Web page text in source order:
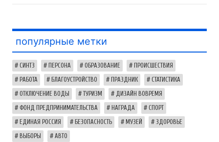
популярные метки
СИНТЗ ПЕРСОНА ОБРАЗОВАНИЕ ПРОИСШЕСТВИЯ
РАБОТА БЛАГОУСТРОЙСТВО ПРАЗДНИК СТАТИСТИКА
ОТКЛЮЧЕНИЕ ВОДЫ ТУРИЗМ ДИЗАЙН ВОВРЕМЯ
ФОНД ПРЕДПРИНИМАТЕЛЬСТВА НАГРАДА СПОРТ
ЕДИНАЯ РОССИЯ БЕЗОПАСНОСТЬ МУЗЕЙ ЗДОРОВЬЕ
ВЫБОРЫ АВТО